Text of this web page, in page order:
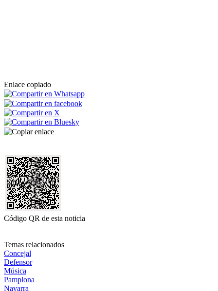
Enlace copiado
Código QR de esta noticia
Temas relacionados
Concejal
Defensor
Música
Pamplona
Navarra